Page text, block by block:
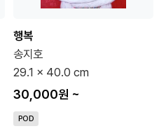
행복
송지호
29.1 x 40.0 cm
30,000원 ~
POD